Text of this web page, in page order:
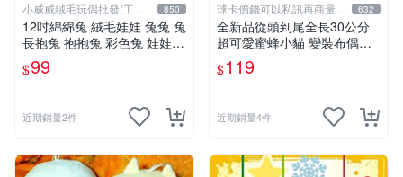
小威威絨毛玩偶批發(工廠
直營)
850
12吋綿綿兔 絨毛娃娃 兔兔 兔
長抱兔 抱抱兔 彩色兔 娃娃
公仔 禮品 生活雜貨
$99
近期銷量2件
球卡價錢可以私訊再商量喔 632
全新品從頭到尾全長30公分
超可愛蜜蜂小貓 變裝布偶娃
娃 靠墊抱枕 可愛玩偶娃娃 舒
壓療癒小朋友禮物生日禮物交
$119
近期銷量4件